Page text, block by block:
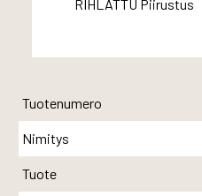
Tuotenumero
Nimitys
Tuote